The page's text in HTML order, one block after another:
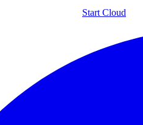
Start Cloud